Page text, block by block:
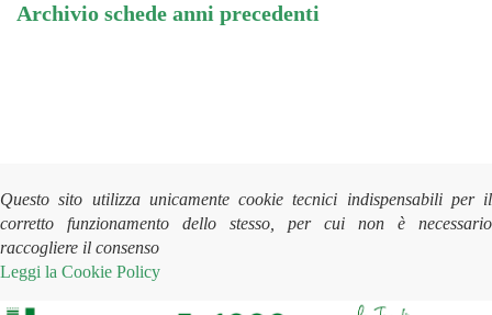
Archivio schede anni precedenti
Questo sito utilizza unicamente cookie tecnici indispensabili per il
corretto funzionamento dello stesso, per cui non è necessario
raccogliere il consenso
Leggi la Cookie Policy